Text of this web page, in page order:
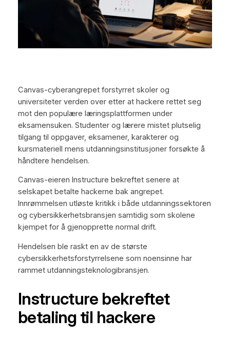
Canvas-cyberangrepet forstyrret skoler og
universiteter verden over etter at hackere rettet seg
mot den populære læringsplattformen under
eksamensuken. Studenter og lærere mistet plutselig
tilgang til oppgaver, eksamener, karakterer og
kursmateriell mens utdanningsinstitusjoner forsøkte å
håndtere hendelsen.
Canvas-eieren Instructure bekreftet senere at
selskapet betalte hackerne bak angrepet.
Innrømmelsen utløste kritikk i både utdanningssektoren
og cybersikkerhetsbransjen samtidig som skolene
kjempet for å gjenopprette normal drift.
Hendelsen ble raskt en av de største
cybersikkerhetsforstyrrelsene som noensinne har
rammet utdanningsteknologibransjen.
Instructure bekreftet
betaling til hackere